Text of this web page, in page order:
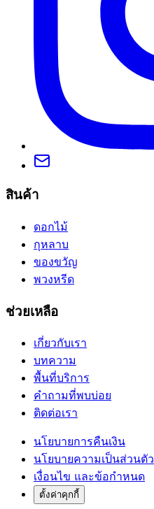
สินค้า
ดอกไม้
กุหลาบ
ของขวัญ
พวงหรีด
ช่วยเหลือ
เกี่ยวกับเรา
บทความ
พื้นที่บริการ
คำถามที่พบบ่อย
ติดต่อเรา
นโยบายการคืนเงิน
นโยบายความเป็นส่วนตัว
เงื่อนไข และข้อกำหนด
ตั้งค่าคุกกี้